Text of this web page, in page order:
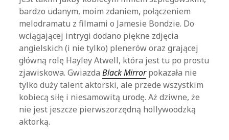
bardzo udanym, moim zdaniem, połączeniem
melodramatu z filmami o Jamesie Bondzie. Do
wciągającej intrygi dodano piękne zdjęcia
angielskich (i nie tylko) plenerów oraz grającej
główną rolę Hayley Atwell, która jest tu po prostu
zjawiskowa. GwiazdaBlack Mirrorpokazała nie
tylko duży talent aktorski, ale przede wszystkim
kobiecą siłę i niesamowitą urodę. Aż dziwne, że
nie jest jeszcze pierwszorzędną hollywoodzką
aktorką.